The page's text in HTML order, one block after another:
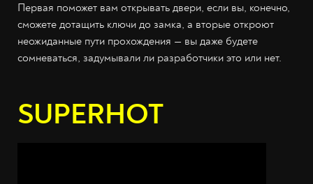
Первая поможет вам открывать двери, если вы, конечно,
сможете дотащить ключи до замка, а вторые откроют
неожиданные пути прохождения — вы даже будете
сомневаться, задумывали ли разработчики это или нет.
SUPERHOT